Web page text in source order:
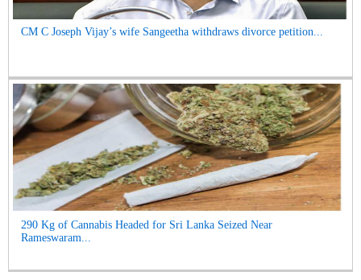
CM C Joseph Vijay’s wife Sangeetha withdraws divorce petition...
290 Kg of Cannabis Headed for Sri Lanka Seized Near
Rameswaram...